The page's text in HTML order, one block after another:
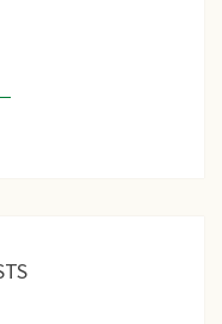
っと読む